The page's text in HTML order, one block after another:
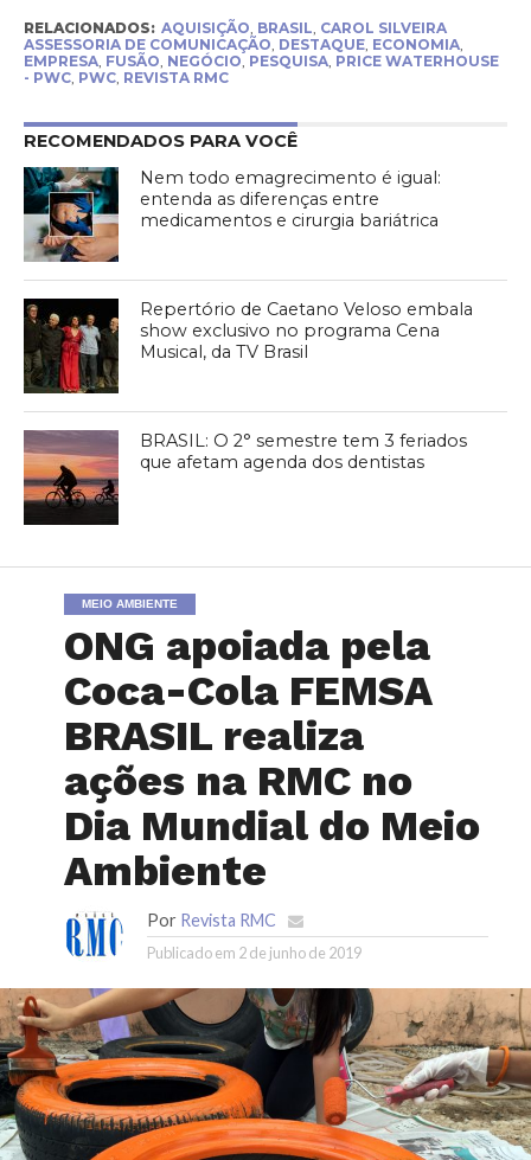
RELACIONADOS: AQUISIÇÃO, BRASIL, CAROL SILVEIRA
ASSESSORIA DE COMUNICAÇÃO, DESTAQUE, ECONOMIA,
EMPRESA, FUSÃO, NEGÓCIO, PESQUISA, PRICE WATERHOUSE
- PWC, PWC, REVISTA RMC
RECOMENDADOS PARA VOCÊ
Nem todo emagrecimento é igual:
entenda as diferenças entre
medicamentos e cirurgia bariátrica
Repertório de Caetano Veloso embala
show exclusivo no programa Cena
Musical, da TV Brasil
BRASIL: O 2° semestre tem 3 feriados
que afetam agenda dos dentistas
MEIO AMBIENTE
ONG apoiada pela
Coca-Cola FEMSA
BRASIL realiza
ações na RMC no
Dia Mundial do Meio
Ambiente
Por Revista RMC
Publicado em 2 de junho de 2019